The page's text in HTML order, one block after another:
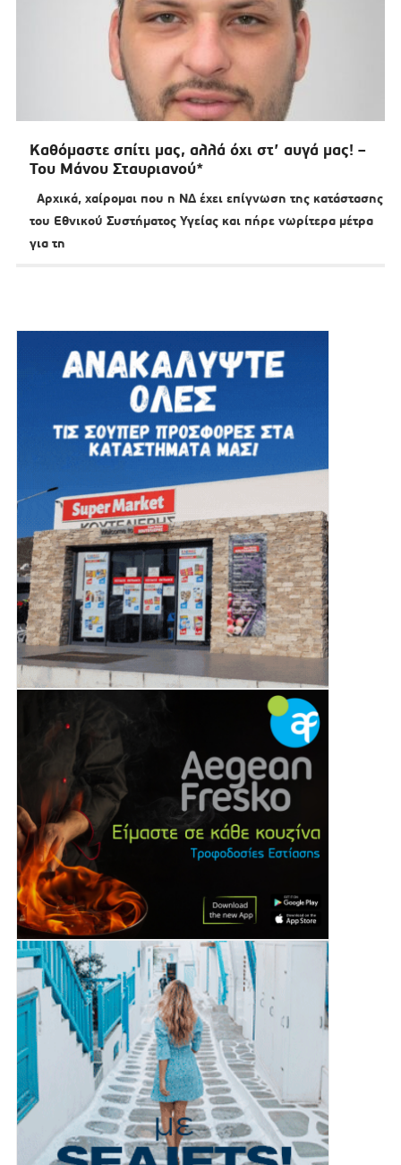
Καθόμαστε σπίτι μας, αλλά όχι στ’ αυγά μας! –
Του Μάνου Σταυριανού*
Αρχικά, χαίρομαι που η ΝΔ έχει επίγνωση της κατάστασης
του Εθνικού Συστήματος Υγείας και πήρε νωρίτερα μέτρα
για τη